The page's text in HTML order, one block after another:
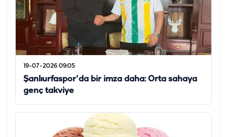
19-07-2026 09:05
Şanlıurfaspor'da bir imza daha: Orta sahaya
genç takviye